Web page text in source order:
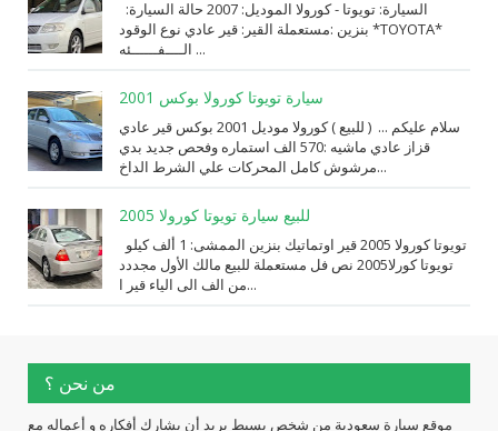
⁨مستعملة⁩ القير: ⁨قير عادي⁩ نوع الوقود: ⁨بنزين⁩ *TOYOTA*
الــــفــــــئه ...
سيارة تويوتا كورولا بوكس 2001
سلام عليكم ... ( للبيع ) كورولا موديل 2001 بوكس قير عادي
قزاز عادي ماشيه :570 الف استماره وفحص جديد بدي
مرشوش كامل المحركات علي الشرط الداخ...
للبيع سيارة تويوتا كورولا 2005
تويوتا كورلا2005 نص فل مستعملة للبيع مالك الأول مجددد
من الف الى الياء قير ا...
من نحن ؟
موقع سيارة سعودية من شخص بسيط يريد أن يشارك أفكاره و أعماله مع